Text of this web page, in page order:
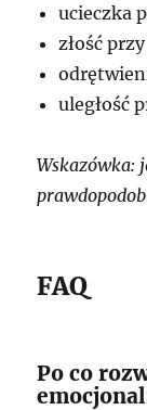
ucieczka
złość
uległość
Wskazówka:
FAQ
Po co